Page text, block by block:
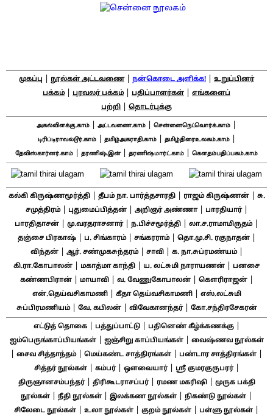
முகப்பு நூல்கள் அட்டவணை| நன்கொடை அளிக்க!
உறுப்பினர்
பக்கம்| புரவலர் பக்கம்| பதிப்பாளர்கள்
எங்களைப்
பற்றி
தொடர்புக்கு
அகல்விளக்கு.காம் அட்டவணை.காம் சென்னைநெட்வொர்க்.காம்
டிரிப்டிராவல்டூர்.காம்| தமிழ்அகராதி.காம்| தமிழ்திரைஉலகம்.காம்|
தேவிஸ்கார்னர்.காம் தரணிஷ்.இன்| தரணிஷ்மார்ட்.காம் கௌதம்பதிப்பகம்.காம்
கல்கி கிருஷ்ணமூர்த்தி| தீபம் நா. பார்த்தசாரதி| ராஜம் கிருஷ்ணன்|
சு.
சமுத்திரம்| புதுமைப்பித்தன்| அறிஞர் அண்ணா| பாரதியார்|
பாரதிதாசன் மு.வரதராசனார்| ந.பிச்சமூர்த்தி லா.ச.ராமாமிருதம்|
தஞ்சை பிரகாஷ்| ப. சிங்காரம்| சங்கரராம்| தொ.மு.சி. ரகுநாதன்|
விந்தன்| ஆர். சண்முகசுந்தரம்| சாவி| க. நா.சுப்ரமண்யம்|
கி.ரா.கோபாலன் மகாத்மா காந்தி ய. லட்சுமி நாராயணன்
பனசை
கண்ணபிரான்| மாயாவி| வ. வேணுகோபாலன்| கௌரிராஜன்|
என்.தெய்வசிகாமணி| கீதா தெய்வசிகாமணி|
எஸ்.லட்சுமி
சுப்பிரமணியம்| வே. கபிலன்| விவேகானந்தர்| கோ.சந்திரசேகரன்
எட்டுத் தொகை| பத்துப்பாட்டு| பதினெண் கீழ்க்கணக்கு|
ஐம்பெருங்காப்பியங்கள்| ஐஞ்சிறு காப்பியங்கள்| வைஷ்ணவ நூல்கள்
சைவ சித்தாந்தம்| மெய்கண்ட சாத்திரங்கள் பண்டார சாத்திரங்கள்
சித்தர் நூல்கள்| கம்பர்| ஔவையார்| ஸ்ரீ குமரகுருபரர்|
திருஞானசம்பந்தர்| திரிகூடராசப்பர்| ரமண மகரிஷி|
முருக பக்தி
நூல்கள்
நீதி நூல்கள் இலக்கண நூல்கள் நிகண்டு நூல்கள்
சிலேடை நூல்கள் உலா நூல்கள் குறம் நூல்கள் பள்ளு நூல்கள்